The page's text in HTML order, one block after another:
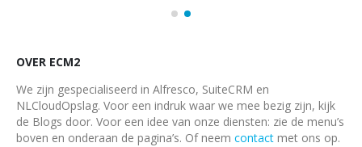
OVER ECM2
We zijn gespecialiseerd in Alfresco, SuiteCRM en
NLCloudOpslag. Voor een indruk waar we mee bezig zijn, kijk
de Blogs door. Voor een idee van onze diensten: zie de menu’s
boven en onderaan de pagina’s. Of neem contact met ons op.